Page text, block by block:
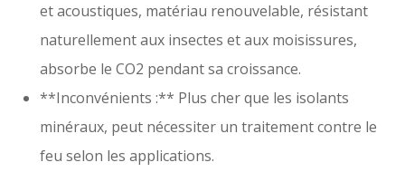
et acoustiques, matériau renouvelable, résistant
naturellement aux insectes et aux moisissures,
absorbe le CO2 pendant sa croissance.
**Inconvénients :** Plus cher que les isolants
minéraux, peut nécessiter un traitement contre le
feu selon les applications.